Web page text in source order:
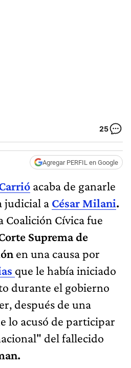
25
Agregar PERFIL en Google
acaba de ganarle
judicial a César Milani.
Coalición Cívica fue
Suprema de
en una causa por
que le había iniciado
durante el gobierno
después de una
lo acusó de participar
del fallecido